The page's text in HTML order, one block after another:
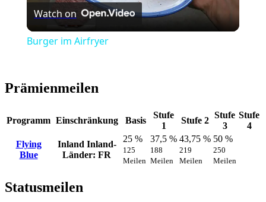
Video
Watch on
Burger im Airfryer
Prämienmeilen
Programm Einschränkung Basis
Stufe
1
Stufe 2
Stufe
3
Stufe
4
Flying
Blue
Inland Inland-
Länder: FR
25 %
125
Meilen
37,5 %
188
Meilen
43,75 %
219
Meilen
50 %
250
Meilen
Statusmeilen